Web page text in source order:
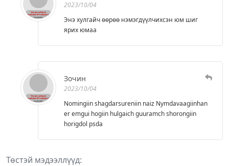
2023/10/04
Энэ хулгайч өөрөө нэмэгдүүлчихсэн юм шиг
ярих юмаа
Зочин
2023/10/04
Nomingiin shagdarsureniin naiz Nymdavaagiinhan
er emgui hogiin hulgaich guuramch shorongiin
horigdol psda
Төстэй мэдээллүүд: